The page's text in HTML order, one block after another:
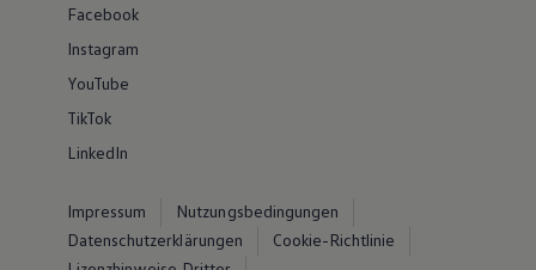
Facebook
Instagram
YouTube
TikTok
LinkedIn
Impressum
Nutzungsbedingungen
Datenschutzerklärungen
Cookie-Richtlinie